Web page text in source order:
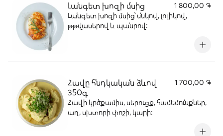
Լանգետ խոզի մսից
1 800,00 ֏
Լանգետ խոզի մսից՝ սնկով, լոլիկով,
թթվասերով և պանրով:
Հավը հնդկական ձևով
350գ
1 700,00 ֏
Հավի կրծքամիս, սերուցք, համեմունքներ,
աղ, սխտորի փոշի, կարի: